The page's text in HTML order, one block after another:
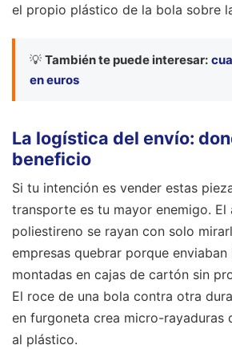
el propio plástico de la bola sobre
💡 También te puede interesar:
en euros
La logística del envío:
beneficio
Si tu intención es vender estas
transporte es tu mayor enemigo. El
poliestireno se rayan con solo
empresas quebrar porque enviaban
montadas en cajas de cartón sin
El roce de una bola contra otra
en furgoneta crea micro-rayaduras
al plástico.